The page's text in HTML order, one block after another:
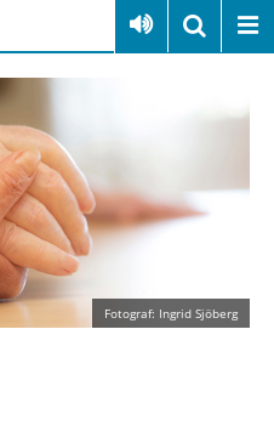
Fotograf: Ingrid Sjöberg